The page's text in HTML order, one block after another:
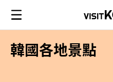
韓國各地景點